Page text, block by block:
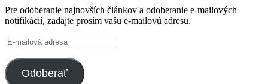
Facebook
Twitter
GitHub
YouTube
Pre odoberanie najnovších článkov a odoberanie e-mailových
notifikácií, zadajte prosím vašu e-mailovú adresu.
E-
mailová
adresa
Odoberať